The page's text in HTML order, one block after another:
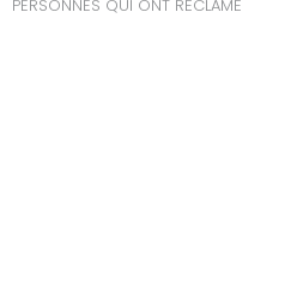
PERSONNES QUI ONT RÉCLAMÉ